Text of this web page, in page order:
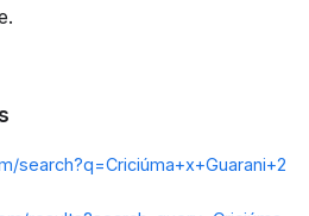
search?q=Criciúma+x+Guarani+2